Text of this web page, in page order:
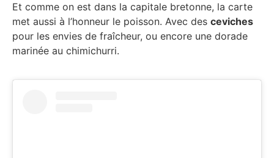
Et comme on est dans la capitale bretonne, la carte
met aussi à l’honneur le poisson. Avec des ceviches
pour les envies de fraîcheur, ou encore une dorade
marinée au chimichurri.